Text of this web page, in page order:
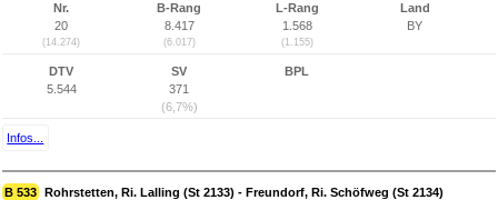
Nr.
20
(14.274)
B-Rang
8.417
(6.017)
L-Rang
1.568
(1.155)
Land
BY
DTV
5.544
SV
371
(6,7%)
BPL
Infos...
B 533 Rohrstetten, Ri. Lalling (St 2133) - Freundorf, Ri. Schöfweg (St 2134)